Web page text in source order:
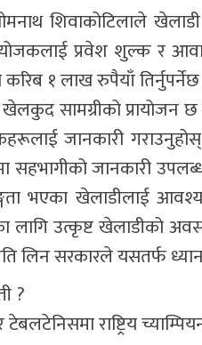
शिवाकोटिलाले
प्रवेश शुल्क र
१ लाख रुपैयाँ तिर्नुपर्नेछ
सामग्रीको प्रायोजन छ
जानकारी
जानकारी
भएका खेलाडीलाई
उत्कृष्ट खेलाडीको
लिन सरकारले यसतर्फ
?
राष्ट्रिय